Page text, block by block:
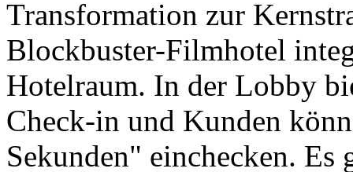
Transformation zur
Blockbuster-Filmhotel
Hotelraum. In der Lobby
Check-in und Kunden
Sekunden" einchecken.